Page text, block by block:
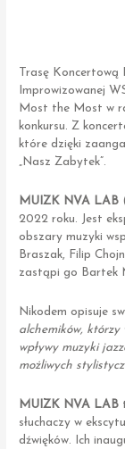
Trasę
Improwizowanej
Most the Most w
konkursu. Z
które dzięki
„Nasz Zabytek”.
MUIZK NVA LAB
2022 roku. Jest
obszary muzyki
Braszak, Filip
zastąpi go Bartek
Nikodem opisuje
alchemików,
wpływy muzyki
możliwych
MUIZK NVA LAB
słuchaczy w
dźwięków. Ich